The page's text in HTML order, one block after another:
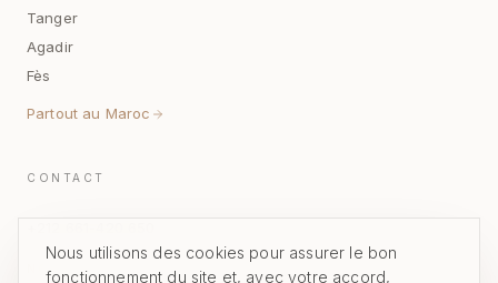
Tanger
Agadir
Fès
Partout au Maroc
CONTACT
NOUS ÉCRIRE
Nous utilisons des cookies pour assurer le bon
fonctionnement du site et, avec votre accord,